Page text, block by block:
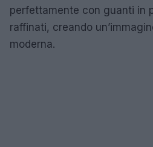
perfettamente con guanti in
raffinati, creando
moderna.